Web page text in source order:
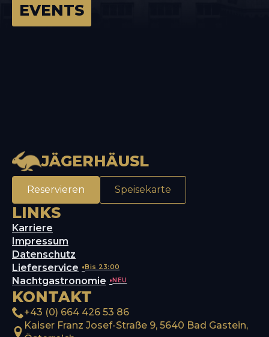
EVENTS
JÄGERHÄUSL
Reservieren Speisekarte
LINKS
Karriere
Impressum
Datenschutz
Lieferservice
Bis 23:00
Nachtgastronomie NEU
KONTAKT
+43 (0) 664 426 53 86
Kaiser Franz Josef-Straße 9, 5640 Bad Gastein,